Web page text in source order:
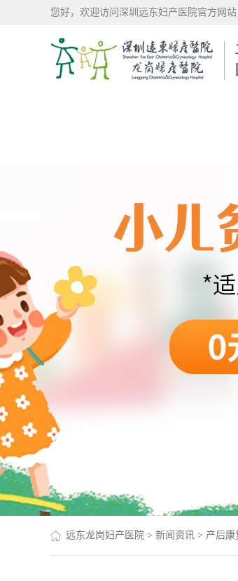
您好，欢迎访问深圳远东妇产医院官方网站
远东龙岗妇产医院 > 新闻资讯 > 产后康